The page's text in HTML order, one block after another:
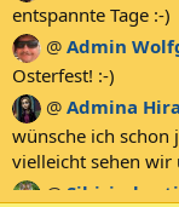
entspannte Tage :-)
@ Admin
Osterfest! :-)
@ Admina
wünsche ich schon
vielleicht sehen wir
@